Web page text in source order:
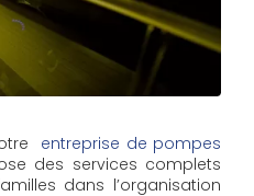
entreprise de pompes
des services complets
dans l’organisation